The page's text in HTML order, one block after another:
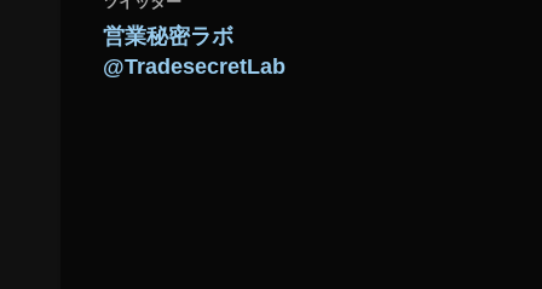
営業秘密ラボ
@TradesecretLab